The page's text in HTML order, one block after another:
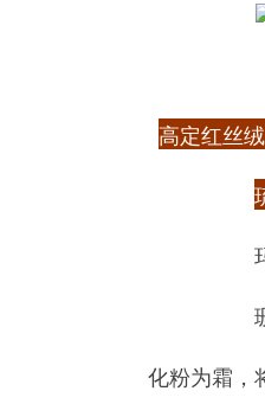
高定红丝
化粉为霜，